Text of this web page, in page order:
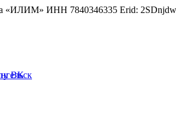
«ИЛИМ» ИНН 7840346335 Erid: